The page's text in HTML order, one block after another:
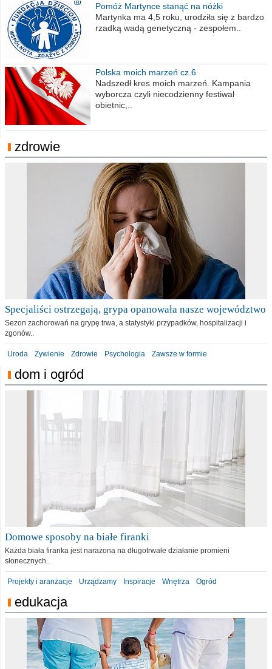
Pomóż Martynce stanąć na nóżki
Martynka ma 4,5 roku, urodziła się z bardzo
rzadką wadą genetyczną - zespołem..
Polska moich marzeń cz.6
Nadszedł kres moich marzeń. Kampania
wyborcza czyli niecodzienny festiwal
obietnic,..
zdrowie
Specjaliści ostrzegają, grypa opanowała nasze województwo
Sezon zachorowań na grypę trwa, a statystyki przypadków, hospitalizacji i
zgonów..
Uroda Żywienie Zdrowie Psychologia Zawsze w formie
dom i ogród
Domowe sposoby na białe firanki
Każda biała firanka jest narażona na długotrwałe działanie promieni
słonecznych..
Projekty i aranżacje Urządzamy Inspiracje Wnętrza Ogród
edukacja